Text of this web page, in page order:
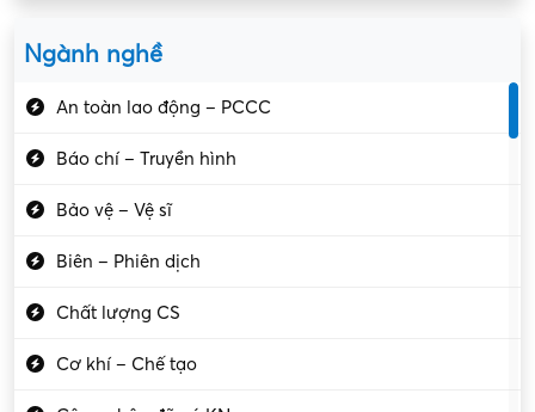
Ngành nghề
An toàn lao động – PCCC
Báo chí – Truyền hình
Bảo vệ – Vệ sĩ
Biên – Phiên dịch
Chất lượng CS
Cơ khí – Chế tạo